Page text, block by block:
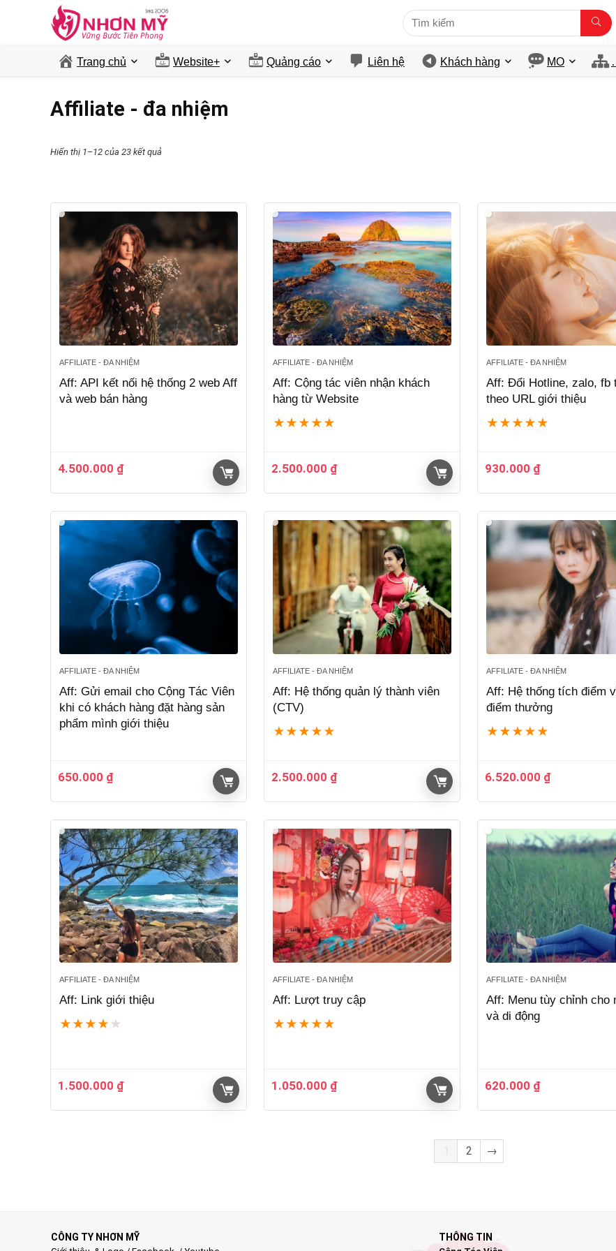
Trang chủ Website+ Quảng cáo Liên hệ Khách hàng MO
Affiliate - đa nhiệm
Hiển thị 1–12 của 23 kết quả
AFFILIATE - ĐA NHIỆM
Aff: API kết nối hệ thống 2 web Aff
và web bán hàng
4.500.000 ₫
AFFILIATE - ĐA NHIỆM
Aff: Cộng tác viên nhận khách
hàng từ Website
★ ★ ★ ★ ★
2.500.000 ₫
AFFILIATE - ĐA NHIỆM
Aff: Đổi Hotline, zalo, fb
theo URL giới thiệu
★ ★ ★ ★ ★
930.000 ₫
AFFILIATE - ĐA NHIỆM
Aff: Gửi email cho Cộng Tác Viên
khi có khách hàng đặt hàng sản
phẩm mình giới thiệu
650.000 ₫
AFFILIATE - ĐA NHIỆM
Aff: Hệ thống quản lý thành viên
(CTV)
★ ★ ★ ★ ★
2.500.000 ₫
AFFILIATE - ĐA NHIỆM
Aff: Hệ thống tích điểm
điểm thưởng
★ ★ ★ ★ ★
6.520.000 ₫
AFFILIATE - ĐA NHIỆM
Aff: Link giới thiệu
★ ★ ★ ★ ★
1.500.000 ₫
AFFILIATE - ĐA NHIỆM
Aff: Lượt truy cập
★ ★ ★ ★ ★
1.050.000 ₫
AFFILIATE - ĐA NHIỆM
Aff: Menu tùy chỉnh cho
và di động
620.000 ₫
2 →
CÔNG TY NHƠN MỸ THÔNG TIN